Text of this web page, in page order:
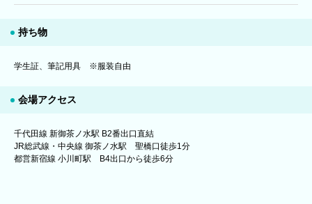
持ち物
学生証、筆記用具 ※服装自由
会場アクセス
千代田線 新御茶ノ水駅 B2番出口直結
JR総武線・中央線 御茶ノ水駅 聖橋口徒歩1分
都営新宿線 小川町駅 B4出口から徒歩6分